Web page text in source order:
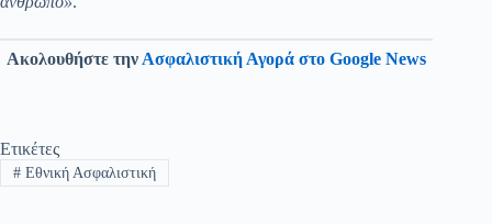
Ακολουθήστε την Ασφαλιστική Αγορά στο Google News
Ετικέτες
#Εθνική Ασφαλιστική